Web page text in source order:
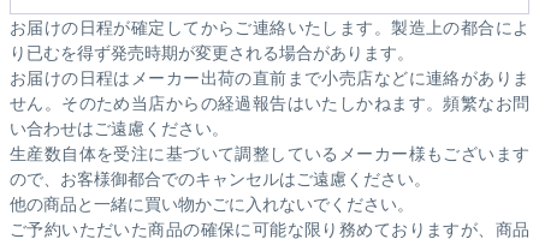
お届けの日程が確定してからご連絡いたします。製造上の都合によ
り已むを得ず発売時期が変更される場合があります。
お届けの日程はメーカー出荷の直前まで小売店などに連絡がありま
せん。そのため当店からの経過報告はいたしかねます。頻繁なお問
い合わせはご遠慮ください。
生産数自体を受注に基づいて調整しているメーカー様もございます
ので、お客様御都合でのキャンセルはご遠慮ください。
他の商品と一緒に買い物かごに入れないでください。
ご予約いただいた商品の確保に可能な限り務めておりますが、商品